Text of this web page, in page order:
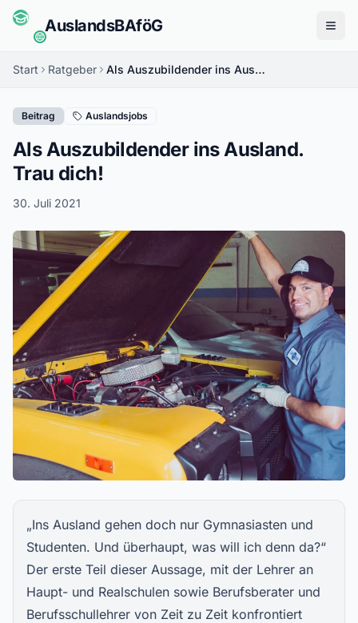
AuslandsBAföG
Start Ratgeber Als Auszubildender ins Ausland. Trau dich!
Beitrag Auslandsjobs
Als Auszubildender ins Ausland.
Trau dich!
30. Juli 2021
„Ins Ausland gehen doch nur Gymnasiasten und
Studenten. Und überhaupt, was will ich denn da?“
Der erste Teil dieser Aussage, mit der Lehrer an
Haupt- und Realschulen sowie Berufsberater und
Berufsschullehrer von Zeit zu Zeit konfrontiert